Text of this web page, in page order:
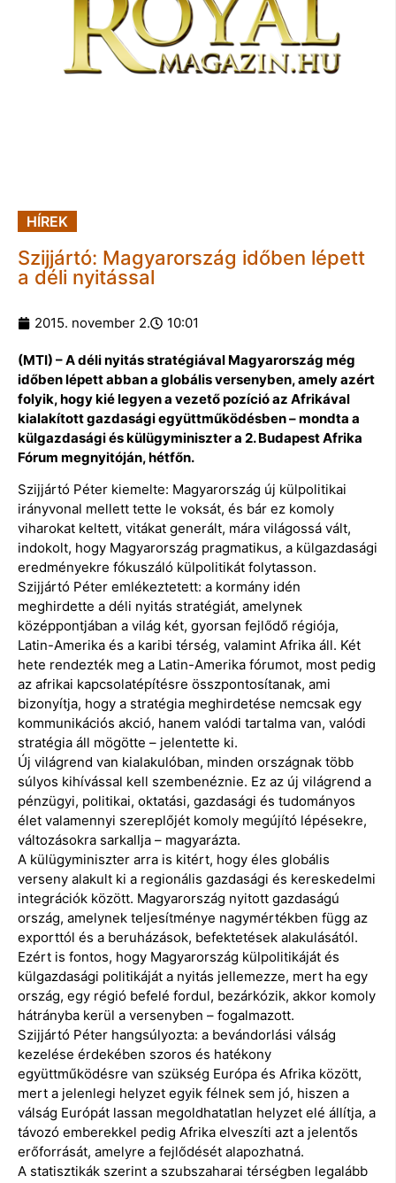
HÍREK
Szijjártó: Magyarország időben lépett
a déli nyitással
2015. november 2. 10:01
(MTI) – A déli nyitás stratégiával Magyarország még
időben lépett abban a globális versenyben, amely azért
folyik, hogy kié legyen a vezető pozíció az Afrikával
kialakított gazdasági együttműködésben – mondta a
külgazdasági és külügyminiszter a 2. Budapest Afrika
Fórum megnyitóján, hétfőn.
Szijjártó Péter kiemelte: Magyarország új külpolitikai
irányvonal mellett tette le voksát, és bár ez komoly
viharokat keltett, vitákat generált, mára világossá vált,
indokolt, hogy Magyarország pragmatikus, a külgazdasági
eredményekre fókuszáló külpolitikát folytasson.
Szijjártó Péter emlékeztetett: a kormány idén
meghirdette a déli nyitás stratégiát, amelynek
középpontjában a világ két, gyorsan fejlődő régiója,
Latin-Amerika és a karibi térség, valamint Afrika áll. Két
hete rendezték meg a Latin-Amerika fórumot, most pedig
az afrikai kapcsolatépítésre összpontosítanak, ami
bizonyítja, hogy a stratégia meghirdetése nemcsak egy
kommunikációs akció, hanem valódi tartalma van, valódi
stratégia áll mögötte – jelentette ki.
Új világrend van kialakulóban, minden országnak több
súlyos kihívással kell szembenéznie. Ez az új világrend a
pénzügyi, politikai, oktatási, gazdasági és tudományos
élet valamennyi szereplőjét komoly megújító lépésekre,
változásokra sarkallja – magyarázta.
A külügyminiszter arra is kitért, hogy éles globális
verseny alakult ki a regionális gazdasági és kereskedelmi
integrációk között. Magyarország nyitott gazdaságú
ország, amelynek teljesítménye nagymértékben függ az
exporttól és a beruházások, befektetések alakulásától.
Ezért is fontos, hogy Magyarország külpolitikáját és
külgazdasági politikáját a nyitás jellemezze, mert ha egy
ország, egy régió befelé fordul, bezárkózik, akkor komoly
hátrányba kerül a versenyben – fogalmazott.
Szijjártó Péter hangsúlyozta: a bevándorlási válság
kezelése érdekében szoros és hatékony
együttműködésre van szükség Európa és Afrika között,
mert a jelenlegi helyzet egyik félnek sem jó, hiszen a
válság Európát lassan megoldhatatlan helyzet elé állítja, a
távozó emberekkel pedig Afrika elveszíti azt a jelentős
erőforrását, amelyre a fejlődését alapozhatná.
A statisztikák szerint a szubszaharai térségben legalább